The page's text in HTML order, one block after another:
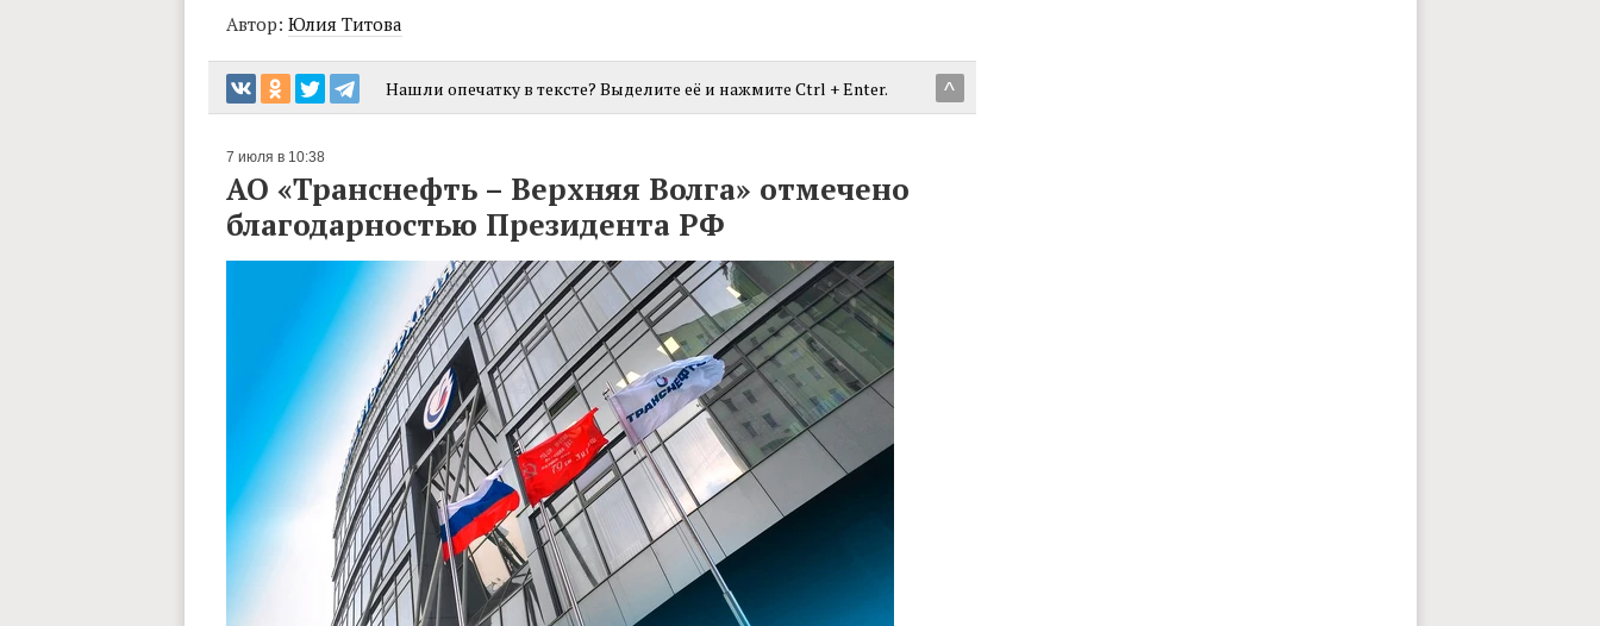
Автор: Юлия Титова
^
Нашли опечатку в тексте? Выделите её и нажмите Ctrl + Enter.
7 июля в 10:38
АО «Транснефть – Верхняя Волга» отмечено
благодарностью Президента РФ